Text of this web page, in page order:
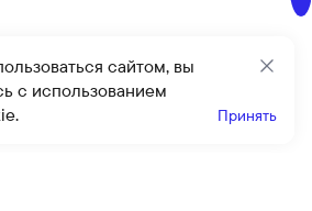
сайтом, вы
с использованием
Принять